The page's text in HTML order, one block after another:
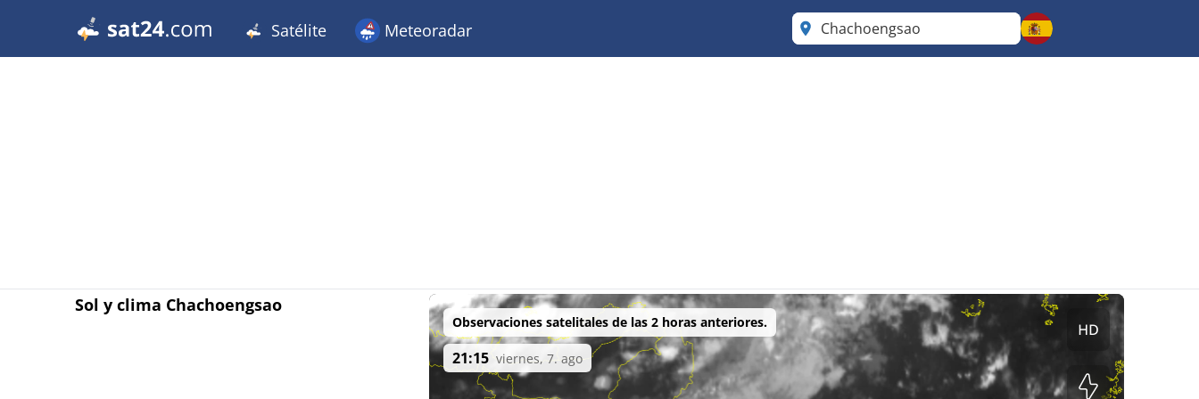
Satélite Meteoradar Chachoengsao
Sol y clima Chachoengsao
Observaciones satelitales de las 2 horas anteriores.
21:15 viernes, 7. ago